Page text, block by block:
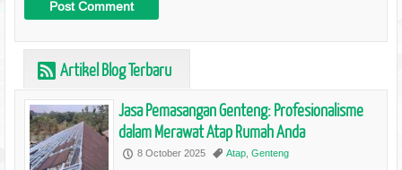
r Artikel Blog Terbaru
Jasa Pemasangan Genteng: Profesionalisme
dalam Merawat Atap Rumah Anda
P 8 October 2025 , Atap, Genteng